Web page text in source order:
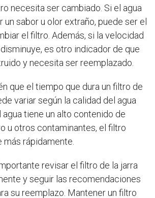
necesita ser cambiado. Si el agua
un sabor u olor extraño, puede ser el
el filtro. Además, si la velocidad
es otro indicador de que
y necesita ser reemplazado.
que el tiempo que dura un filtro de
variar según la calidad del agua
agua tiene un alto contenido de
u otros contaminantes, el filtro
rápidamente.
revisar el filtro de la jarra
y seguir las recomendaciones
su reemplazo. Mantener un filtro